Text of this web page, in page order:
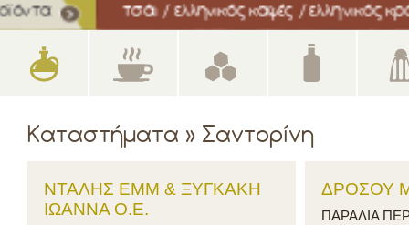
τσάι / ελληνικός καφές / ελληνικός κρόκος /
Καταστήματα » Σαντορίνη
ΝΤΑΛΗΣ ΕΜΜ & ΞΥΓΚΑΚΗ
ΙΩΑΝΝΑ Ο.Ε.
ΔΡΟΣΟΥ
ΠΑΡΑΛΙΑ